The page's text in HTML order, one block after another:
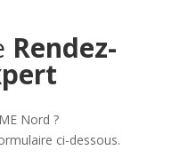
Rendez-
Nord ?
ci-dessous.